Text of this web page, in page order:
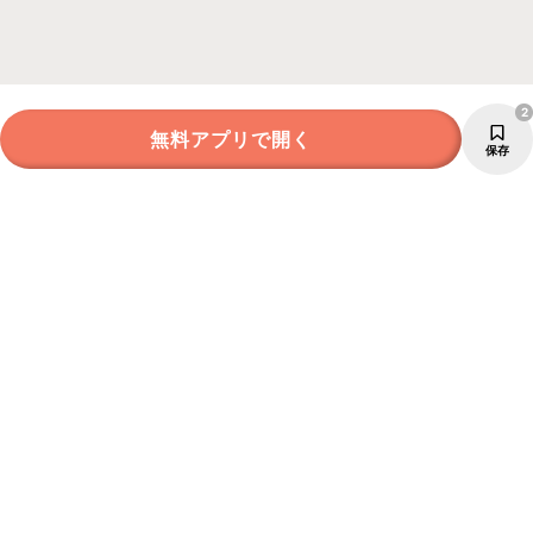
無料アプリで開く 保存
2